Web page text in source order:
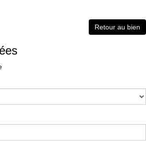
Retour au bien